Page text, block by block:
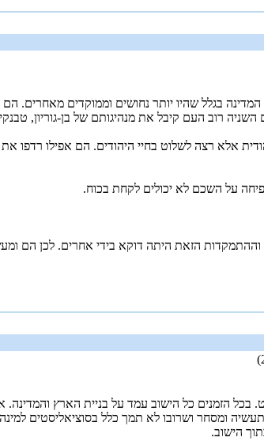
בגלל שהיו יותר נחושים וממוקדים מאחרים.
רוב העם קיבל את מנהיגותם של בן-גוריון,
אלא רצה לשלוט בחיי היהודים. הם אפילו
על השכם לא יכולים לקחת בכוח.
בכל הזמנים כל הישוב עמד על בניית הארץ
בבניה, פיתוח, תעשיה ומסחר ושרובו לא תמך כלל
הישוב.